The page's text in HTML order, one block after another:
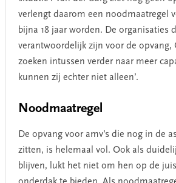
verlengt daarom een noodmaatregel
bijna 18 jaar worden. De organisaties
verantwoordelijk zijn voor de opvang,
zoeken intussen verder naar meer
kunnen zij echter niet alleen’.
Noodmaatregel
De opvang voor amv’s die nog in de
zitten, is helemaal vol. Ook als
blijven, lukt het niet om hen op de